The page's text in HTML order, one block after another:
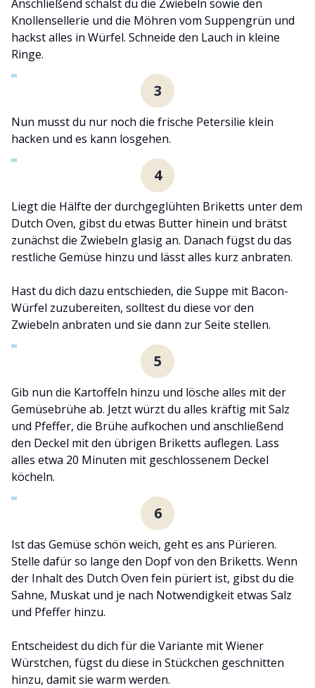
Anschließend schälst du die Zwiebeln sowie den
Knollensellerie und die Möhren vom Suppengrün und
hackst alles in Würfel. Schneide den Lauch in kleine
Ringe.
3
Nun musst du nur noch die frische Petersilie klein
hacken und es kann losgehen.
4
Liegt die Hälfte der durchgeglühten Briketts unter dem
Dutch Oven, gibst du etwas Butter hinein und brätst
zunächst die Zwiebeln glasig an. Danach fügst du das
restliche Gemüse hinzu und lässt alles kurz anbraten.
Hast du dich dazu entschieden, die Suppe mit Bacon-
Würfel zuzubereiten, solltest du diese vor den
Zwiebeln anbraten und sie dann zur Seite stellen.
5
Gib nun die Kartoffeln hinzu und lösche alles mit der
Gemüsebrühe ab. Jetzt würzt du alles kräftig mit Salz
und Pfeffer, die Brühe aufkochen und anschließend
den Deckel mit den übrigen Briketts auflegen. Lass
alles etwa 20 Minuten mit geschlossenem Deckel
köcheln.
6
Ist das Gemüse schön weich, geht es ans Pürieren.
Stelle dafür so lange den Dopf von den Briketts. Wenn
der Inhalt des Dutch Oven fein püriert ist, gibst du die
Sahne, Muskat und je nach Notwendigkeit etwas Salz
und Pfeffer hinzu.
Entscheidest du dich für die Variante mit Wiener
Würstchen, fügst du diese in Stückchen geschnitten
hinzu, damit sie warm werden.